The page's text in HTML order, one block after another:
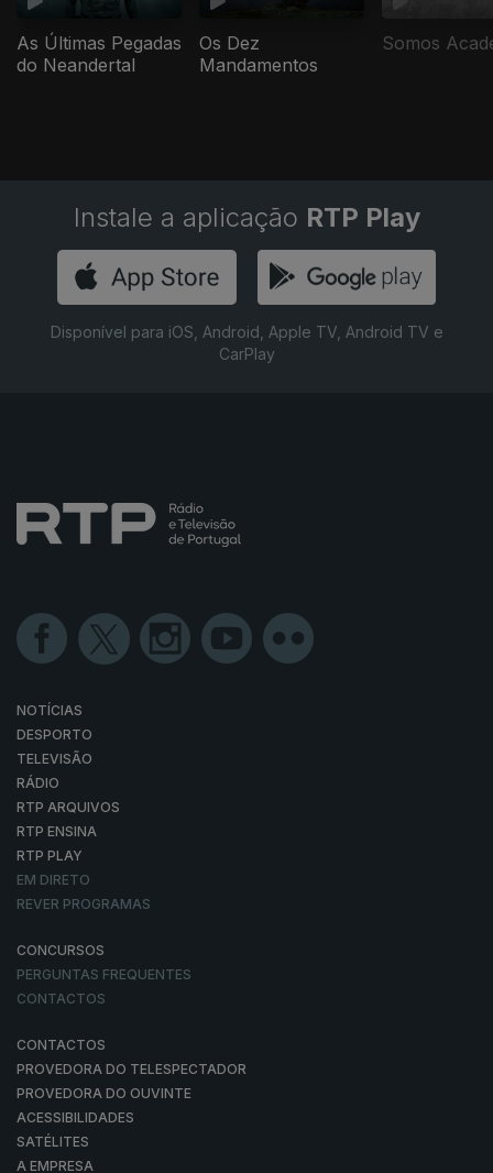
As Últimas Pegadas
do Neandertal
Os Dez
Mandamentos
Somos
Instale a aplicação RTP Play
Disponível para iOS, Android, Apple TV, Android TV e
CarPlay
NOTÍCIAS
DESPORTO
TELEVISÃO
RÁDIO
RTP ARQUIVOS
RTP ENSINA
RTP PLAY
EM DIRETO
REVER PROGRAMAS
CONCURSOS
PERGUNTAS FREQUENTES
CONTACTOS
CONTACTOS
PROVEDORA DO TELESPECTADOR
PROVEDORA DO OUVINTE
ACESSIBILIDADES
SATÉLITES
A EMPRESA